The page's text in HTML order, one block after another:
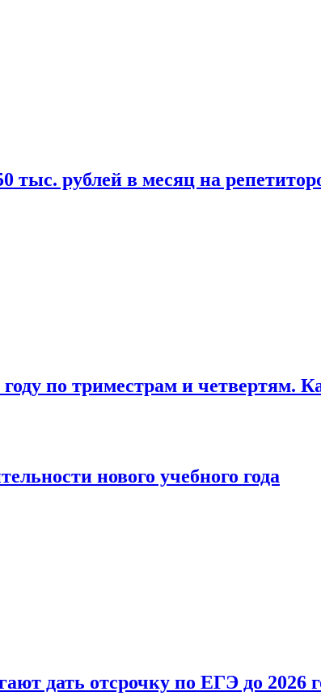
тыс. рублей в месяц на
по триместрам и четвертям.
нового учебного года
дать отсрочку по ЕГЭ до 2026